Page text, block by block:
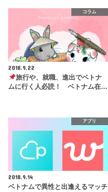
コラム
2018.9.22
旅行や、就職、進出でベトナ
ムに行く人必読！ ベトナム在…
アプリ
2018.9.14
ベトナムで異性と出逢えるマッチ